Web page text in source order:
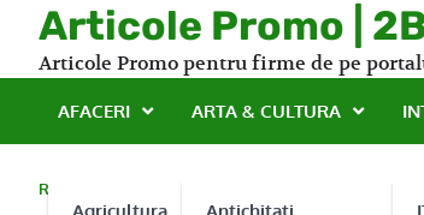
content
Articole Promo |
Articole Promo pentru firme de pe
AFACERI
Agricultura
ARTA & CULTURA
Antichitati
RESTAURANTE